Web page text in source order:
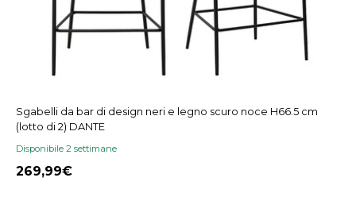
Sgabelli da bar di design neri e legno scuro noce H66.5 cm
(lotto di 2) DANTE
Disponibile 2 settimane
269,99